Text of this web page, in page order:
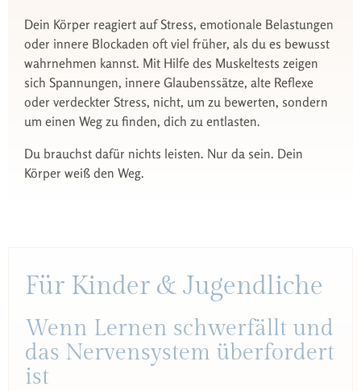
Dein Körper reagiert auf Stress, emotionale Belastungen
oder innere Blockaden oft viel früher, als du es bewusst
wahrnehmen kannst. Mit Hilfe des Muskeltests zeigen
sich Spannungen, innere Glaubenssätze, alte Reflexe
oder verdeckter Stress, nicht, um zu bewerten, sondern
um einen Weg zu finden, dich zu entlasten.
Du brauchst dafür nichts leisten. Nur da sein. Dein
Körper weiß den Weg.
Für Kinder & Jugendliche
Wenn Lernen schwerfällt und
das Nervensystem überfordert
ist